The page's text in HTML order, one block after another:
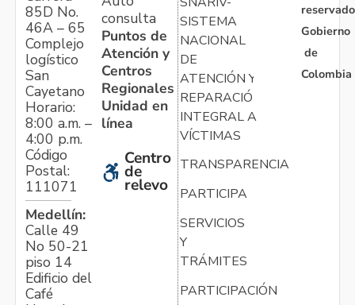
85D No.
46A – 65
Complejo
logístico
San
Cayetano
Horario:
8:00 a.m. –
4:00 p.m.
Código
Postal:
111071
Medellín:
Calle 49
No 50-21
piso 14
Edificio del
Café
consulta
Puntos de
Atención y
Centros
Regionales
Unidad en
línea
Centro
de
relevo
SISTEMA
NACIONAL
DE
ATENCIÓN Y
REPARACIÓN
INTEGRAL A
VÍCTIMAS
TRANSPARENCIA
PARTICIPA
SERVICIOS
Y
TRÁMITES
PARTICIPACIÓN
Gobierno
de
Colombia